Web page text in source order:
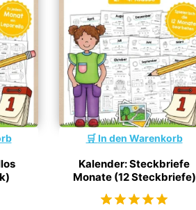
In den Warenkorb
Kalender: Steckbriefe
Monate (12 Steckbriefe)